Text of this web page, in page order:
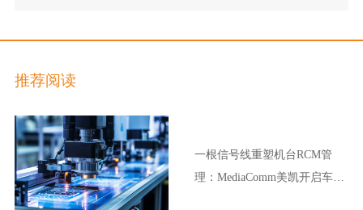
推荐阅读
一根信号线重塑机台RCM管
理：MediaComm美凯开启车企